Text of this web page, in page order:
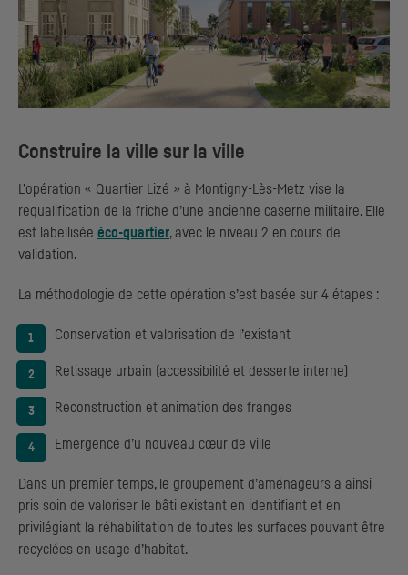
Construire la ville sur la ville
L’opération « Quartier Lizé » à Montigny-Lès-Metz vise la
requalification de la friche d’une ancienne caserne militaire. Elle
est labellisée éco-quartier, avec le niveau 2 en cours de
validation.
La méthodologie de cette opération s’est basée sur 4 étapes :
Conservation et valorisation de l’existant
Retissage urbain (accessibilité et desserte interne)
Reconstruction et animation des franges
Emergence d’u nouveau cœur de ville
Dans un premier temps, le groupement d’aménageurs a ainsi
pris soin de valoriser le bâti existant en identifiant et en
privilégiant la réhabilitation de toutes les surfaces pouvant être
recyclées en usage d’habitat.